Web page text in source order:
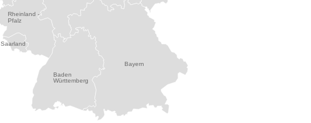
Baden
Württemberg
Bayern
Rheinland -
Pfalz
Saarland